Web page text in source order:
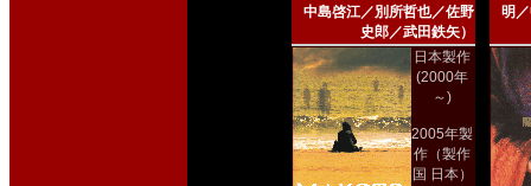
中島啓江／別所哲也／佐野
史郎／武田鉄矢）
日本製作
(2000年
～)
2005年製
作（製作
国 日本）
明